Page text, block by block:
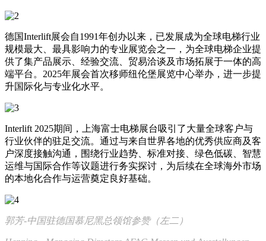
德国Interlift展会自1991年创办以来，已发展成为全球电梯行业
规模最大、最具影响力的专业展览会之一，为全球电梯企业提
供了集产品展示、经验交流、贸易洽谈及市场拓展于一体的高
端平台。2025年展会首次移师纽伦堡展览中心举办，进一步提
升国际化与专业化水平。
Interlift 2025期间，上海富士电梯展台吸引了大量全球客户与
行业伙伴的驻足交流。通过与来自世界各地的优秀供应商及客
户深度接触沟通，围绕行业趋势、标准对接、绿色低碳、智慧
运维与国际合作等议题进行务实探讨，为后续在全球海外市场
的本地化合作与运营奠定良好基础。
郭芳-中国驻德国慕尼黑总领馆参赞（左二）